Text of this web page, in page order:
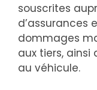
souscrites
d’assurances
dommages
aux tiers,
au véhicule.